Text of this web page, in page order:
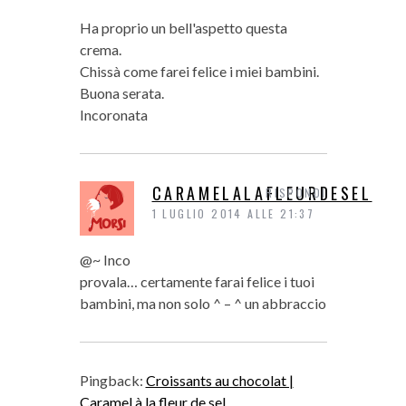
Ha proprio un bell'aspetto questa
crema.
Chissà come farei felice i miei bambini.
Buona serata.
Incoronata
CARAMELALAFLEURDESEL
1 LUGLIO 2014 ALLE 21:37
@~ Inco
provala… certamente farai felice i tuoi
bambini, ma non solo ^ – ^ un abbraccio
RISPONDI
Pingback: Croissants au chocolat |
Caramel à la fleur de sel